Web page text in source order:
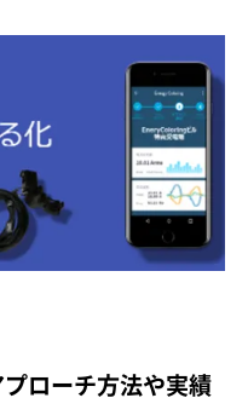
ローチ方法や実績